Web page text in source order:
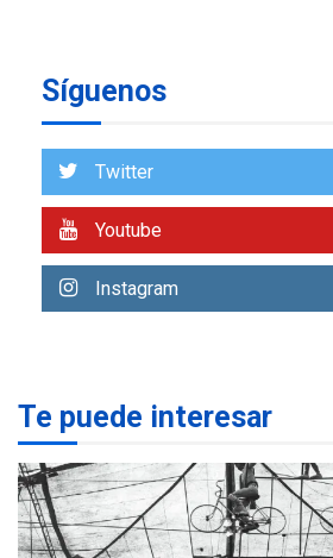
7
2
Margarita
para
adultos
REGIONALES
Síguenos
Twitter
Youtube
Instagram
Te puede interesar